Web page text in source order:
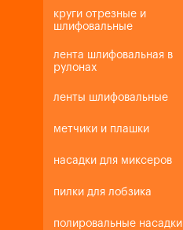
круги отрезные и
шлифовальные
лента шлифовальная в
рулонах
ленты шлифовальные
метчики и плашки
насадки для миксеров
пилки для лобзика
полировальные насадки